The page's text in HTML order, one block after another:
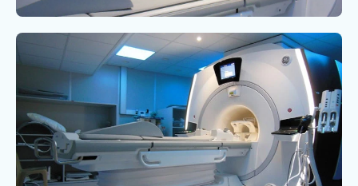
Vous êtes
Nous rejoindre
Vous former
Venir au CHCB